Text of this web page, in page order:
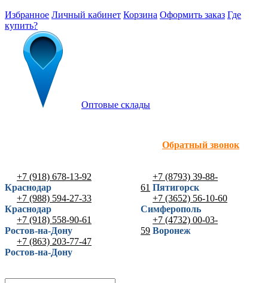
Избранное Личный кабинет Корзина Оформить заказ Где
купить?
Оптовые склады
Обратный звонок
+7 (918) 678-13-92
Краснодар
+7 (988) 594-27-33
Краснодар
+7 (918) 558-90-61
Ростов-на-Дону
+7 (863) 203-77-47
Ростов-на-Дону
+7 (8793) 39-88-
61 Пятигорск
+7 (3652) 56-10-60
Симферополь
+7 (4732) 00-03-
59 Воронеж